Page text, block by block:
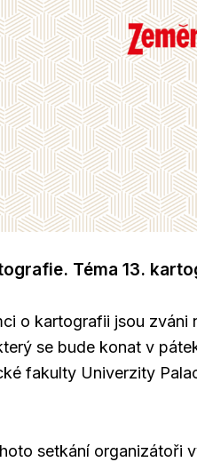
Téma 13.
o kartografii jsou
se bude konat v
fakulty Univerzity
setkání organizátoři